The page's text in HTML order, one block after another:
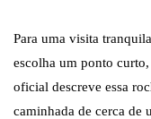
Para uma visita
escolha um ponto
oficial descreve essa
caminhada de cerca de